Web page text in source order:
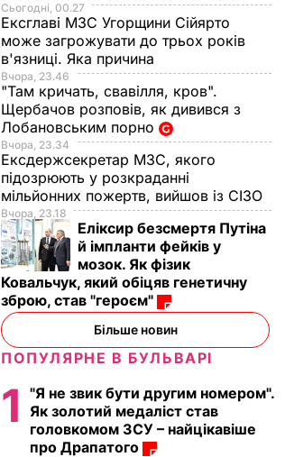
Сьогодні, 00.27
Ексглаві МЗС Угорщини Сійярто
може загрожувати до трьох років
в'язниці. Яка причина
Вчора, 23.46
"Там кричать, свавілля, кров".
Щербачов розповів, як дивився з
Лобановським порно
Вчора, 23.34
Ексдержсекретар МЗС, якого
підозрюють у розкраданні
мільйонних пожертв, вийшов із СІЗО
Вчора, 23.18
Еліксир безсмертя Путіна
й імпланти фейків у
мозок. Як фізик
Ковальчук, який обіцяв генетичну
зброю, став "героєм"
Більше новин
ПОПУЛЯРНЕ В БУЛЬВАРІ
1
"Я не звик бути другим номером".
Як золотий медаліст став
головкомом ЗСУ – найцікавіше
про Драпатого